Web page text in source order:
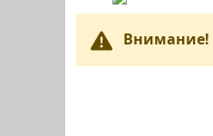
Внимание!